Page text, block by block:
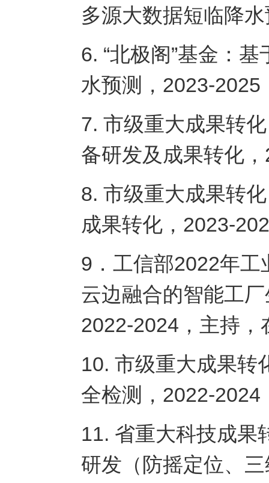
多源大数据短临降
6. “北极阁”基金：
水预测，2023-2025
7. 市级重大成果转
备研发及成果转化
8. 市级重大成果转
成果转化，2023-
9．工信部2022年
云边融合的智能工
2022-2024，主持，
10. 市级重大成果转
全检测，2022-2024
11. 省重大科技成果
研发（防摇定位、